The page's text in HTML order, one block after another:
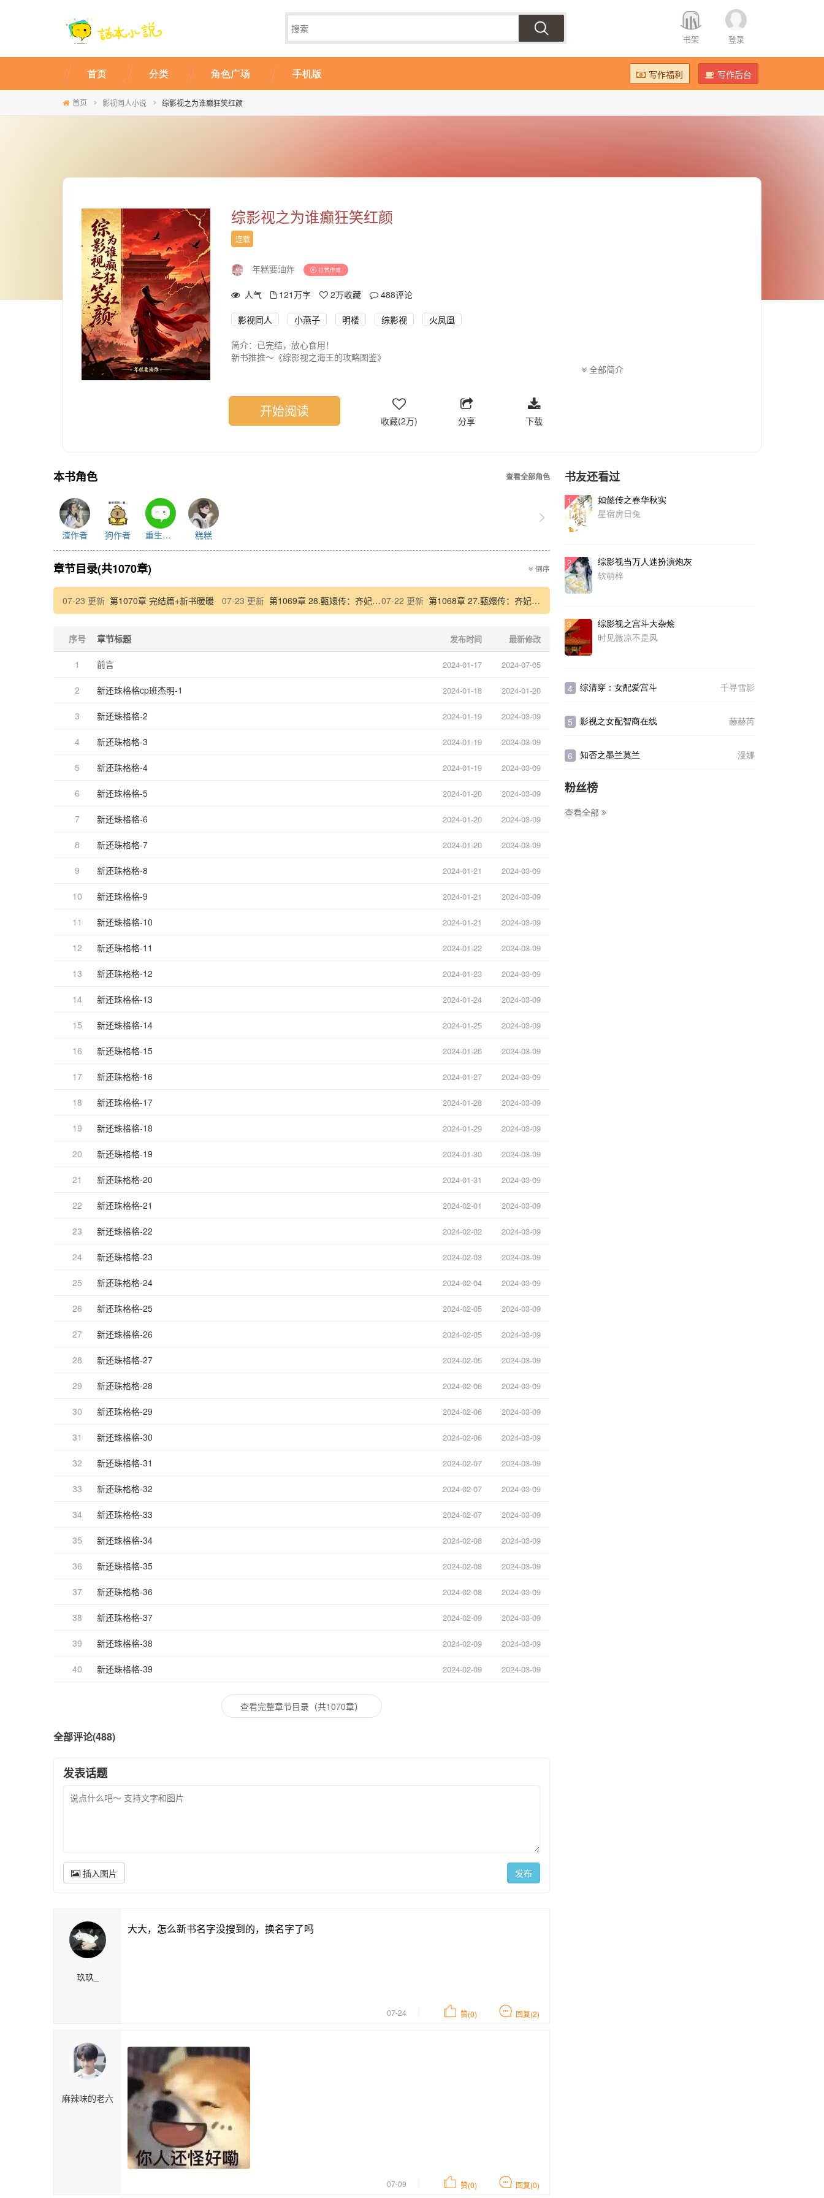
书架 登录
写作福利 写作后台
首页 分类 角色广场 手机版
首页 影视同人小说 综影视之为谁癫狂笑红颜
综影视之为谁癫狂笑红颜
连载
年糕要油炸
人气 121万字 2万收藏 488评论
影视同人 小燕子 明楼 综影视 火凤凰
简介：已完结，放心食用！
新书推推～《综影视之海王的攻略图鉴》
当代海王刚和第250个女友分手，喜提大运，从而绑定‘后宫佳丽三千’系统，又会发生什么传奇故事？
【快穿+系统+无固定cp】
绝色美人！有多美？就一个字，绝美！
竹筠被系统99强行绑定，开启了穿梭于各个世界的故事～
世界：甄嬛传、还珠格格、火凤凰、欢乐颂、如懿传、伪装者、爱情公寓、小欢喜、你是我的荣耀等等
全部简介
开始阅读
收藏(2万) 分享 下载
本书角色 查看全部角色
渣作者 狗作者 重生的作者大大 糕糕
>
章节目录(共1070章) 倒序
07-23 更新 第1070章 完结篇+新书暖暖 07-23 更新 第1069章 28.甄嬛传：齐妃李静言（完结） 07-22 更新 第1068章 27.甄嬛传：齐妃李静言27
序号 章节标题 发布时间 最新修改
1 前言 2024-01-17 2024-07-05
2 新还珠格格cp班杰明-1 2024-01-18 2024-01-20
3 新还珠格格-2 2024-01-19 2024-03-09
4 新还珠格格-3 2024-01-19 2024-03-09
5 新还珠格格-4 2024-01-19 2024-03-09
6 新还珠格格-5 2024-01-20 2024-03-09
7 新还珠格格-6 2024-01-20 2024-03-09
8 新还珠格格-7 2024-01-20 2024-03-09
9 新还珠格格-8 2024-01-21 2024-03-09
10 新还珠格格-9 2024-01-21 2024-03-09
11 新还珠格格-10 2024-01-21 2024-03-09
12 新还珠格格-11 2024-01-22 2024-03-09
13 新还珠格格-12 2024-01-23 2024-03-09
14 新还珠格格-13 2024-01-24 2024-03-09
15 新还珠格格-14 2024-01-25 2024-03-09
16 新还珠格格-15 2024-01-26 2024-03-09
17 新还珠格格-16 2024-01-27 2024-03-09
18 新还珠格格-17 2024-01-28 2024-03-09
19 新还珠格格-18 2024-01-29 2024-03-09
20 新还珠格格-19 2024-01-30 2024-03-09
21 新还珠格格-20 2024-01-31 2024-03-09
22 新还珠格格-21 2024-02-01 2024-03-09
23 新还珠格格-22 2024-02-02 2024-03-09
24 新还珠格格-23 2024-02-03 2024-03-09
25 新还珠格格-24 2024-02-04 2024-03-09
26 新还珠格格-25 2024-02-05 2024-03-09
27 新还珠格格-26 2024-02-05 2024-03-09
28 新还珠格格-27 2024-02-05 2024-03-09
29 新还珠格格-28 2024-02-06 2024-03-09
30 新还珠格格-29 2024-02-06 2024-03-09
31 新还珠格格-30 2024-02-06 2024-03-09
32 新还珠格格-31 2024-02-07 2024-03-09
33 新还珠格格-32 2024-02-07 2024-03-09
34 新还珠格格-33 2024-02-07 2024-03-09
35 新还珠格格-34 2024-02-08 2024-03-09
36 新还珠格格-35 2024-02-08 2024-03-09
37 新还珠格格-36 2024-02-08 2024-03-09
38 新还珠格格-37 2024-02-09 2024-03-09
39 新还珠格格-38 2024-02-09 2024-03-09
40 新还珠格格-39 2024-02-09 2024-03-09
查看完整章节目录（共1070章）
全部评论(488)
发表话题
插入图片 发布
玖玖_
大大，怎么新书名字没搜到的，换名字了吗
07-24 赞(0) 回复(2)
麻辣味的老六
07-09 赞(0) 回复(0)
书友还看过
1
如懿传之春华秋实
星宿房日兔
2
综影视当万人迷扮演炮灰
软萌梓
3
综影视之宫斗大杂烩
时见微凉不是风
4 综清穿：女配爱宫斗 千寻雪影
5 影视之女配智商在线 赫赫芮
6 知否之墨兰莫兰 漫娜
粉丝榜
查看全部